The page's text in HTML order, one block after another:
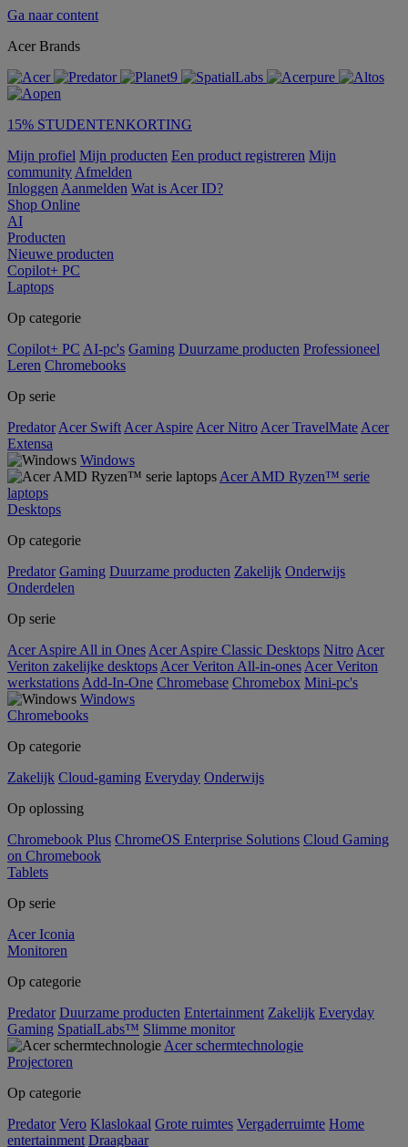
Ga naar content
Acer Brands
15% STUDENTENKORTING
Mijn profiel Mijn producten Een product registreren Mijn
community Afmelden
Inloggen Aanmelden Wat is Acer ID?
Shop Online
AI
Producten
Nieuwe producten
Copilot+ PC
Laptops
Op categorie
Copilot+ PC AI-pc's Gaming Duurzame producten Professioneel
Leren Chromebooks
Op serie
Predator Acer Swift Acer Aspire Acer Nitro Acer TravelMate Acer
Extensa
Windows
Acer AMD Ryzen™ serie
laptops
Desktops
Op categorie
Predator Gaming Duurzame producten Zakelijk Onderwijs
Onderdelen
Op serie
Acer Aspire All in Ones Acer Aspire Classic Desktops Nitro Acer
Veriton zakelijke desktops Acer Veriton All-in-ones Acer Veriton
werkstations Add-In-One Chromebase Chromebox Mini-pc's
Windows
Chromebooks
Op categorie
Zakelijk Cloud-gaming Everyday Onderwijs
Op oplossing
Chromebook Plus ChromeOS Enterprise Solutions Cloud Gaming
on Chromebook
Tablets
Op serie
Acer Iconia
Monitoren
Op categorie
Predator Duurzame producten Entertainment Zakelijk Everyday
Gaming SpatialLabs™ Slimme monitor
Acer schermtechnologie
Projectoren
Op categorie
Predator Vero Klaslokaal Grote ruimtes Vergaderruimte Home
entertainment Draagbaar